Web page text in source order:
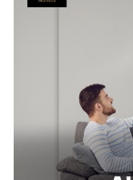
Galerie